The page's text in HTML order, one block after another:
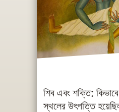
শিব এবং শক্তি:
স্থলের উৎপত্তি